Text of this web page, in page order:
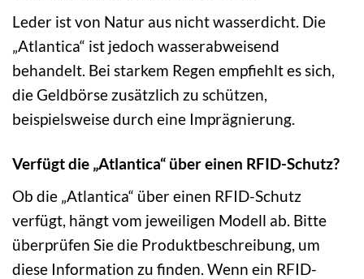
Leder ist von Natur aus nicht wasserdicht. Die
„Atlantica“ ist jedoch wasserabweisend
behandelt. Bei starkem Regen empfiehlt es sich,
die Geldbörse zusätzlich zu schützen,
beispielsweise durch eine Imprägnierung.
Verfügt die „Atlantica“ über einen RFID-Schutz?
Ob die „Atlantica“ über einen RFID-Schutz
verfügt, hängt vom jeweiligen Modell ab. Bitte
überprüfen Sie die Produktbeschreibung, um
diese Information zu finden. Wenn ein RFID-